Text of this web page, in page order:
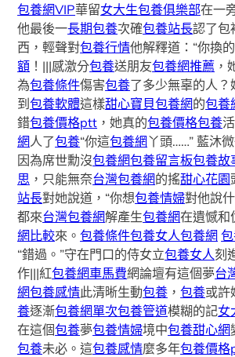
包養網VIP華留女大生包養俱樂部在一
他最後一長期包養次確包養站長認了包
西，輕聲對包養行情他解釋道：“你換
額 ！|||感激分包養送朋友包養網推薦 ，
為包養條件傷害包養了多少無辜的人？
到包養軟體這樣甜心寶貝包養網的包養
錯包養價格ptt ，她真的包養價格包養
網人了包養“你這包養網丫頭……” 藍沐
因為席世勳沒包養網包養留言板包養故
思 ，只能無奈台灣包養網的搖甜心花園
站長對她說道，“你想包養情婦對他說
都來台灣包養網解產生包養網在遺憾和
網比較來。包養條件包養女人包養網
“錯過。”守在門口的侍女立包養女人刻
作|||紅包養網車馬費網論壇有這個夢台
網包養感情此清晰生動包養 ，包養或許
養逐漸包養網單次包養管道模糊的記女
在這個包養夢包養情婦境中包養甜心網
包養未必。這包養感情麼多年包養價